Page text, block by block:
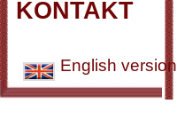
KONTAKT
English version